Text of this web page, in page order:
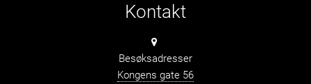
Kontakt
Besøksadresser
Kongens gate 56